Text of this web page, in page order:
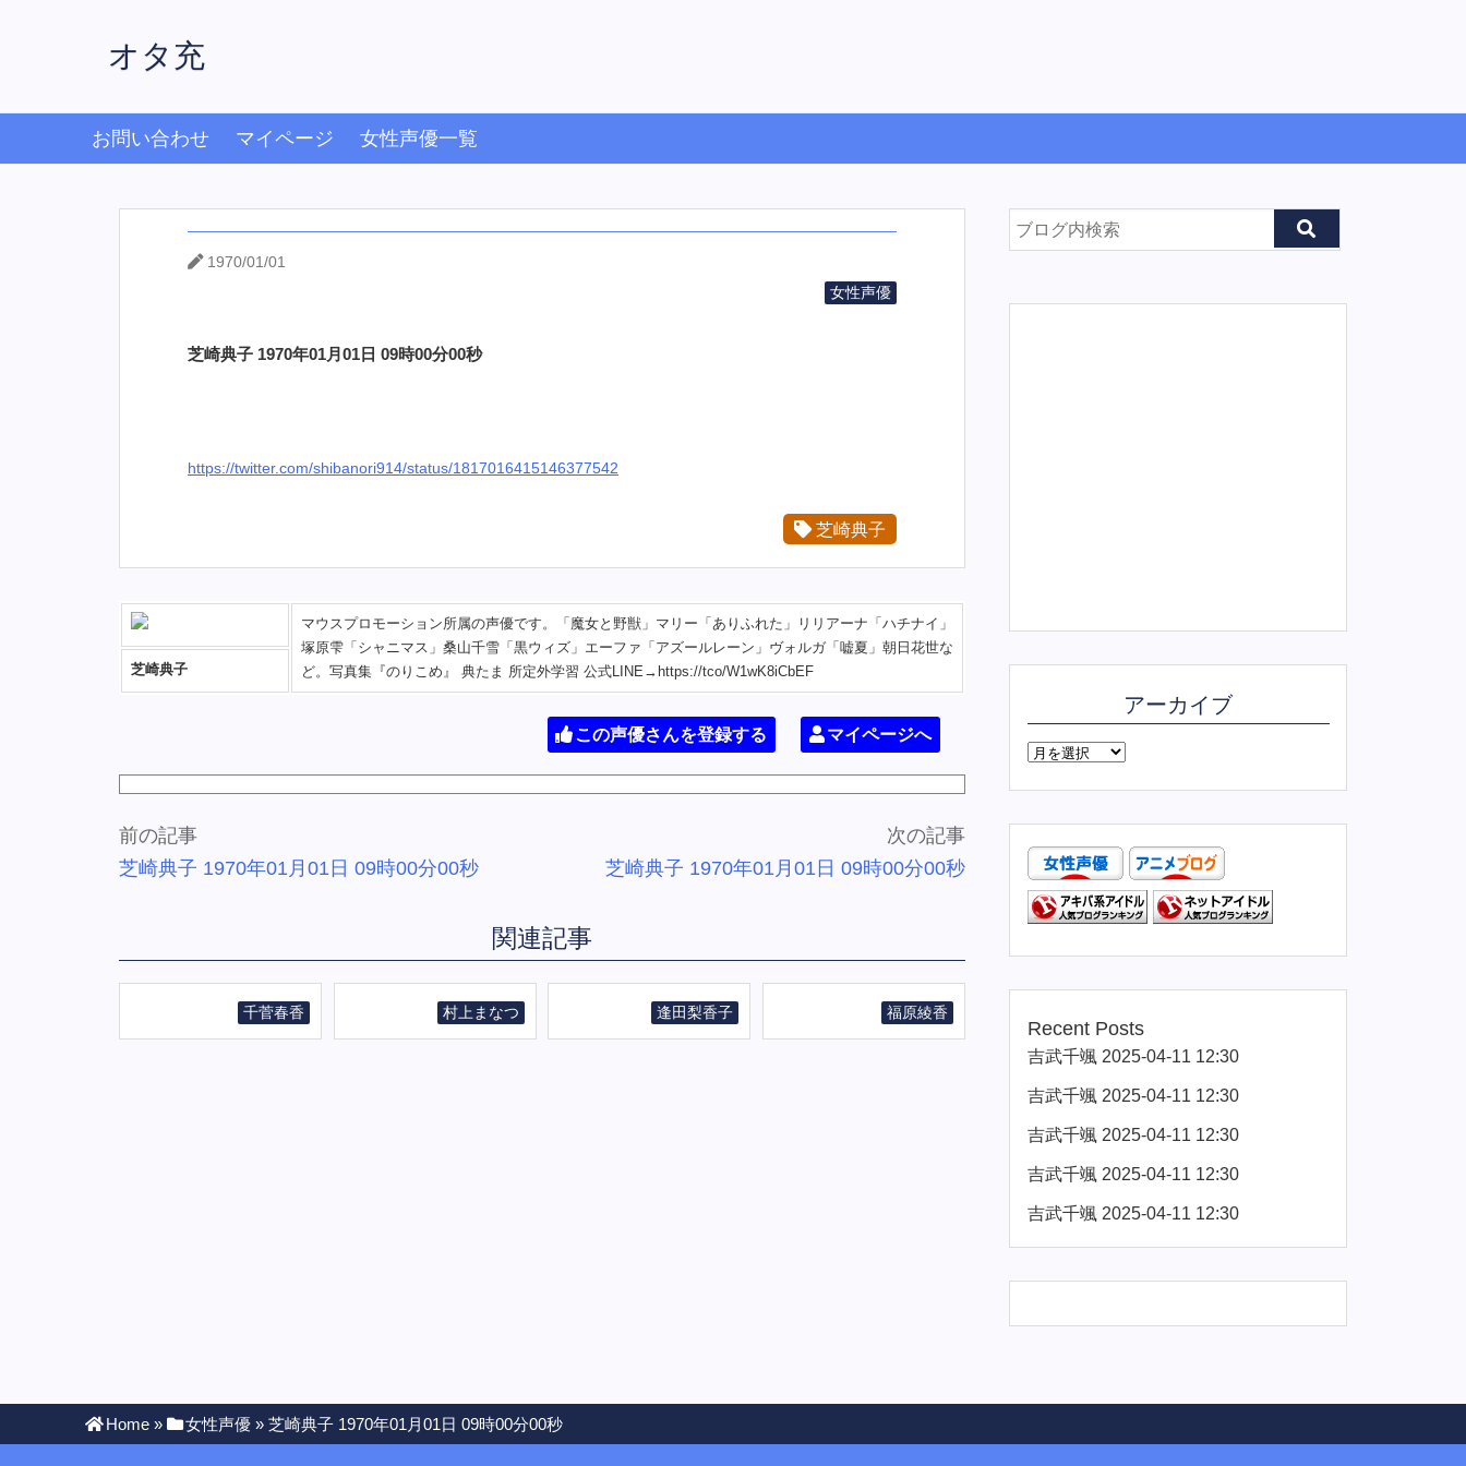
オタ充
お問い合わせ マイページ 女性声優一覧
1970/01/01
女性声優
芝崎典子 1970年01月01日 09時00分00秒
https://twitter.com/shibanori914/status/1817016415146377542
芝崎典子
マウスプロモーション所属の声優です。「魔女と野獣」マリー「ありふれた」リリアーナ「ハチナイ」
塚原雫「シャニマス」桑山千雪「黒ウィズ」エーファ「アズールレーン」ヴォルガ「嘘夏」朝日花世な
ど。写真集『のりこめ』 典たま 所定外学習 公式LINE→https://tco/W1wK8iCbEF
芝崎典子
この声優さんを登録する マイページへ
前の記事
芝崎典子 1970年01月01日 09時00分00秒
次の記事
芝崎典子 1970年01月01日 09時00分00秒
関連記事
千菅春香 村上まなつ 逢田梨香子 福原綾香
アーカイブ
Recent Posts
吉武千颯 2025-04-11 12:30
吉武千颯 2025-04-11 12:30
吉武千颯 2025-04-11 12:30
吉武千颯 2025-04-11 12:30
吉武千颯 2025-04-11 12:30
Home » 女性声優 » 芝崎典子 1970年01月01日 09時00分00秒